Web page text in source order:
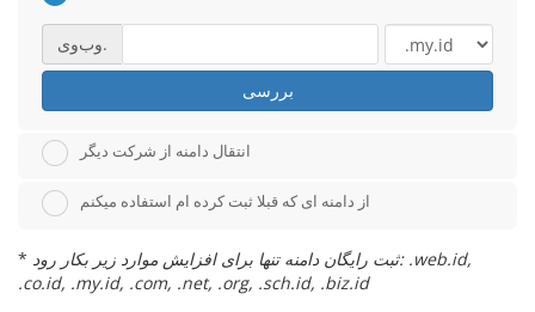
وب‌وی.
بررسی
انتقال دامنه از شرکت دیگر
از دامنه ای که قبلا ثبت کرده ام استفاده میکنم
* ثبت رایگان دامنه تنها برای افزایش موارد زیر بکار رود: .web.id,
.co.id, .my.id, .com, .net, .org, .sch.id, .biz.id